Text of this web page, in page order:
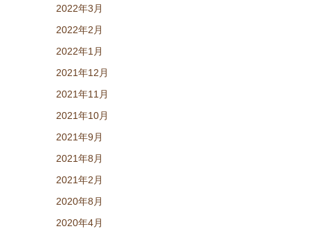
2022年3月
2022年2月
2022年1月
2021年12月
2021年11月
2021年10月
2021年9月
2021年8月
2021年2月
2020年8月
2020年4月